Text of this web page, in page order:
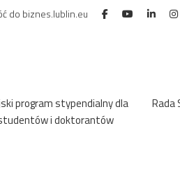
do biznes.lublin.eu
program stypendialny dla
i doktorantów
Rada